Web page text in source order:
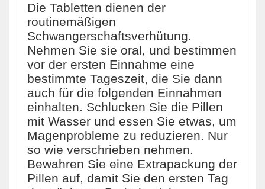
Die Tabletten dienen der
routinemäßigen
Schwangerschaftsverhütung.
Nehmen Sie sie oral, und bestimmen
vor der ersten Einnahme eine
bestimmte Tageszeit, die Sie dann
auch für die folgenden Einnahmen
einhalten. Schlucken Sie die Pillen
mit Wasser und essen Sie etwas, um
Magenprobleme zu reduzieren. Nur
so wie verschrieben nehmen.
Bewahren Sie eine Extrapackung der
Pillen auf, damit Sie den ersten Tag